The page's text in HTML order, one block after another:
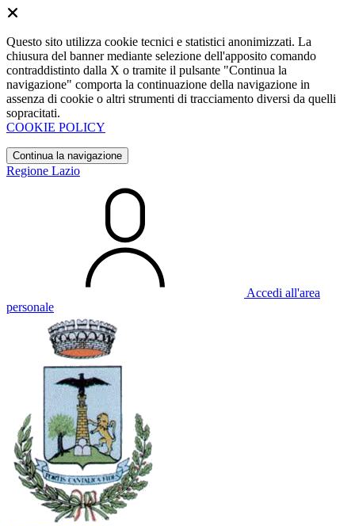
Questo sito utilizza cookie tecnici e statistici anonimizzati. La
chiusura del banner mediante selezione dell'apposito comando
contraddistinto dalla X o tramite il pulsante "Continua la
navigazione" comporta la continuazione della navigazione in
assenza di cookie o altri strumenti di tracciamento diversi da quelli
sopracitati.
COOKIE POLICY
Continua la navigazione
Regione Lazio
Accedi all'area
personale